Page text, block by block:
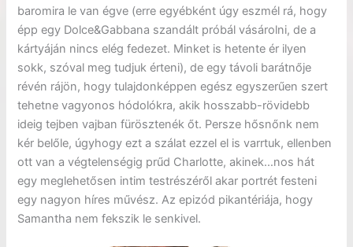
baromira le van égve (erre egyébként úgy eszmél rá, hogy
épp egy Dolce&Gabbana szandált próbál vásárolni, de a
kártyáján nincs elég fedezet. Minket is hetente ér ilyen
sokk, szóval meg tudjuk érteni), de egy távoli barátnője
révén rájön, hogy tulajdonképpen egész egyszerűen szert
tehetne vagyonos hódolókra, akik hosszabb-rövidebb
ideig tejben vajban fürösztenék őt. Persze hősnőnk nem
kér belőle, úgyhogy ezt a szálat ezzel el is varrtuk, ellenben
ott van a végtelenségig prűd Charlotte, akinek…nos hát
egy meglehetősen intim testrészéről akar portrét festeni
egy nagyon híres művész. Az epizód pikantériája, hogy
Samantha nem fekszik le senkivel.